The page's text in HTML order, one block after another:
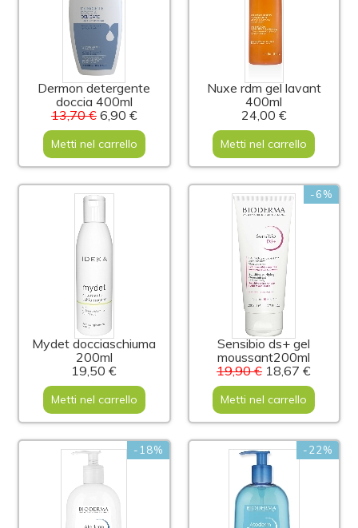
Dermon detergente
doccia 400ml
13,70 €6,90 €
Metti nel carrello
Nuxe rdm gel lavant
400ml
24,00 €
Metti nel carrello
Mydet docciaschiuma
200ml
19,50 €
Metti nel carrello
-6%
Sensibio ds+ gel
moussant200ml
19,90 € 18,67 €
Metti nel carrello
-18% -22%